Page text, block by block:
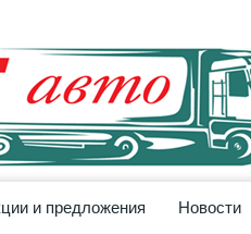
и предложения Новости